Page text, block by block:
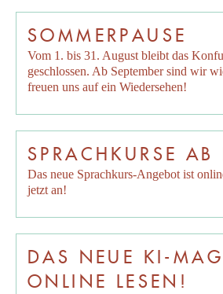
SOMMERPAUSE
Vom 1. bis 31. August bleibt das
geschlossen. Ab September sind wir
freuen uns auf ein Wiedersehen!
SPRACHKURSE AB
Das neue Sprachkurs-Angebot ist
jetzt an!
DAS NEUE KI-
ONLINE LESEN!